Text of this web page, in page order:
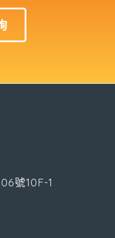
號10F-1